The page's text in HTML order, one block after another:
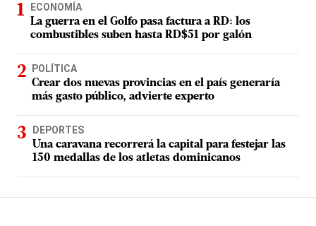
ECONOMÍA
La guerra en el Golfo pasa factura a RD: los
combustibles suben hasta RD$51 por galón
POLÍTICA
Crear dos nuevas provincias en el país generaría
más gasto público, advierte experto
DEPORTES
Una caravana recorrerá la capital para festejar las
150 medallas de los atletas dominicanos